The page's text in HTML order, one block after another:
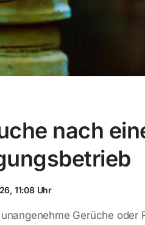
nach
11:08 Uhr
Gerüche oder